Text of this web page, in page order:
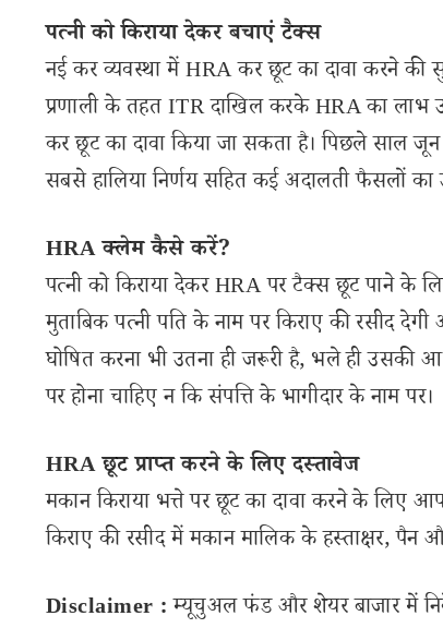
पत्नी को किराया देकर बचाएं टैक्स
नई कर व्यवस्था में HRA कर छूट का दावा करने की
प्रणाली के तहत ITR दाखिल करके HRA का लाभ
कर छूट का दावा किया जा सकता है। पिछले साल
सबसे हालिया निर्णय सहित कई अदालती फैसलों
HRA क्लेम कैसे करें?
पत्नी को किराया देकर HRA पर टैक्स छूट पाने के
मुताबिक पत्नी पति के नाम पर किराए की रसीद देगी
घोषित करना भी उतना ही जरूरी है, भले ही
पर होना चाहिए न कि संपत्ति के भागीदार के नाम पर।
HRA छूट प्राप्त करने के लिए दस्तावेज
मकान किराया भत्ते पर छूट का दावा करने के लिए
किराए की रसीद में मकान मालिक के हस्ताक्षर, पैन
Disclaimer :म्यूचुअल फंड और शेयर बाजार में